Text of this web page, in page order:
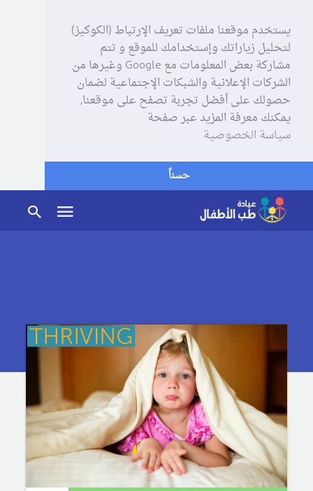
يستخدم موقعنا ملفات تعريف الإرتباط (الكوكيز)
لتحليل زياراتك وإستخدامك للموقع و تتم
مشاركة بعض المعلومات مع Google وغيرها من
الشركات الإعلانية والشبكات الإجتماعية لضمان
حصولك على أفضل تجربة تصفح على موقعنا,
يمكنك معرفة المزيد عبر صفحة
سياسة الخصوصية
حسناً